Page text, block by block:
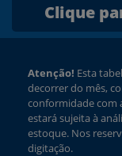
Clique
Atenção! Esta
decorrer do mês,
conformidade com
estará sujeita à
estoque. Nos
digitação.